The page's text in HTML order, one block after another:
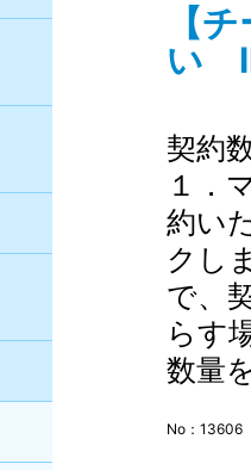
【
い
契約
１
約い
クし
で、
らす
数量
No：13606